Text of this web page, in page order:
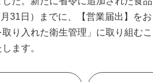
31日）までに、【営業届出】を
り入れた衛生管理」に取り組む
ます。